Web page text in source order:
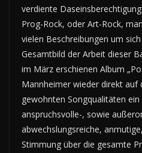
verdiente
Prog-Rock, oder Art-Rock,
vielen Beschreibungen um
Gesamtbild der Arbeit dieser
im März erschienen Album
Mannheimer wieder direkt auf
gewohnten Songqualitäten
anspruchsvolle-, sowie
abwechslungsreiche,
Stimmung über die gesamte